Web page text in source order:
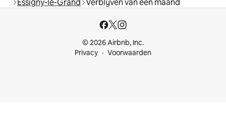
Essigny-le-Grand Verblijven van een maand
© 2026 Airbnb, Inc.
Privacy
Voorwaarden